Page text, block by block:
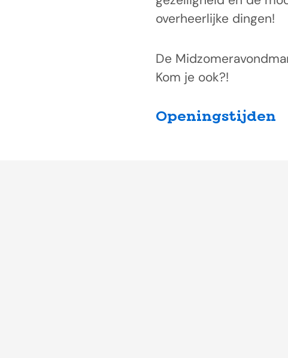
overheerlijke dingen!
De
Kom je ook?!
Openingstijden